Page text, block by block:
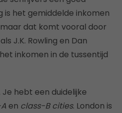
is het gemiddelde inkomen
dat komt vooral door
J.K. Rowling en Dan
inkomen in de tussentijd
hebt een duidelijke
en class-B cities. London is